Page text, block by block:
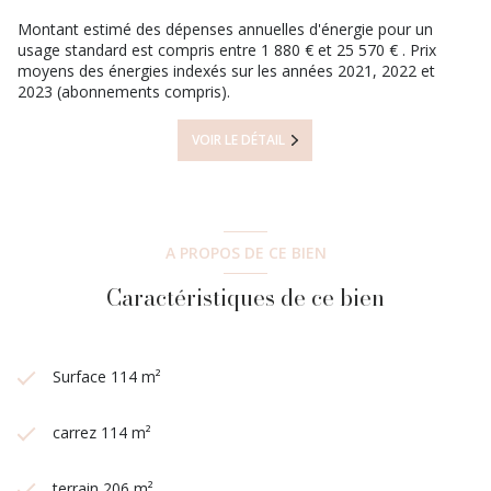
Montant estimé des dépenses annuelles d'énergie pour un
usage standard est compris entre 1 880 € et 25 570 € . Prix
moyens des énergies indexés sur les années 2021, 2022 et
2023 (abonnements compris).
VOIR LE DÉTAIL
A PROPOS DE CE BIEN
Caractéristiques de ce bien
Surface 114 m²
carrez 114 m²